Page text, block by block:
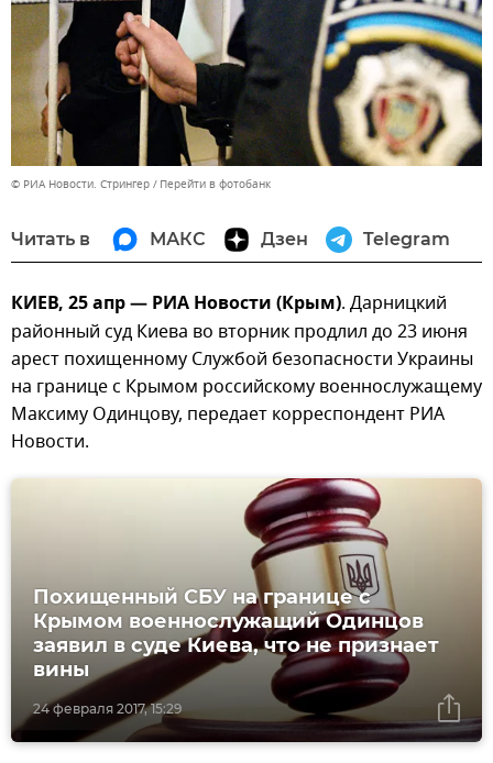
© РИА Новости. Стрингер Перейти в фотобанк
Читать в МАКС Дзен Telegram
КИЕВ, 25 апр — РИА Новости (Крым). Дарницкий
районный суд Киева во вторник продлил до 23 июня
арест похищенному Службой безопасности Украины
на границе с Крымом российскому военнослужащему
Максиму Одинцову, передает корреспондент РИА
Новости.
24 февраля 2017, 15:29
Похищенный СБУ на границе с
Крымом военнослужащий Одинцов
заявил в суде Киева, что не признает
вины